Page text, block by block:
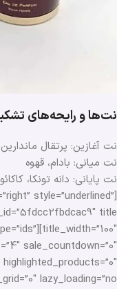
نت‌ها و رایحه‌های
نت آغازین: پرتقال
نت میانی: بادام، قهوه
نت پایانی: دانه تونکا،
style=”underlined”
sale_countdown=”0″
lazy_loading=”no”]